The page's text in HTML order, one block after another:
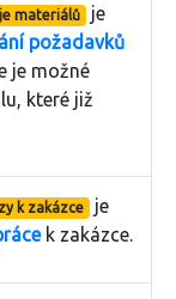
materiálů je
požadavků
je možné
které již
k zakázce je
k zakázce.